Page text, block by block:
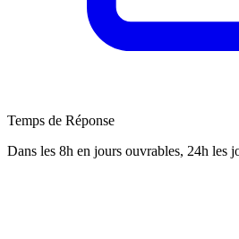
Temps de Réponse
Dans les 8h en jours ouvrables, 24h les